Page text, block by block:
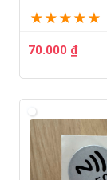
★ ★ ★ ★ ★
70.000 ₫